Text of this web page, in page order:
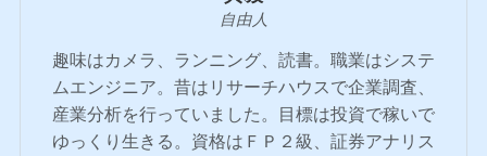
自由人
趣味はカメラ、ランニング、読書。職業はシステ
ムエンジニア。昔はリサーチハウスで企業調査、
産業分析を行っていました。目標は投資で稼いで
ゆっくり生きる。資格はＦＰ２級、証券アナリス